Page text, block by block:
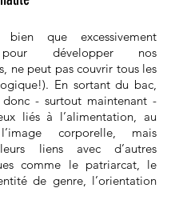
que excessivement
développer nos
ne peut pas couvrir tous les
En sortant du bac,
- surtout maintenant -
liés à l’alimentation, au
corporelle, mais
liens avec d’autres
comme le patriarcat, le
de genre, l’orientation